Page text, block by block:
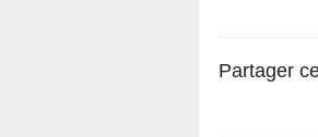
Partager